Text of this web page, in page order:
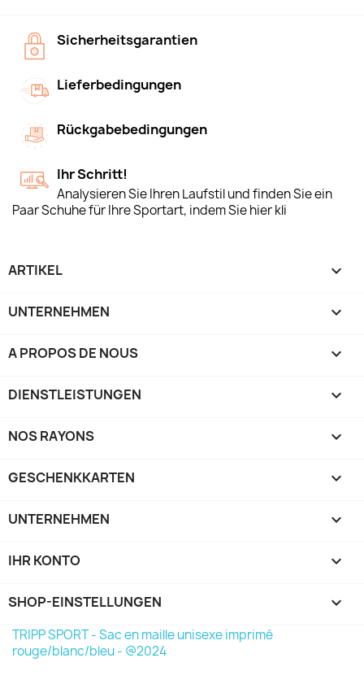
Sicherheitsgarantien
Lieferbedingungen
Rückgabebedingungen
Ihr Schritt!
Analysieren Sie Ihren Laufstil und finden Sie ein
Paar Schuhe für Ihre Sportart, indem Sie hier kli
ARTIKEL 
UNTERNEHMEN 
A PROPOS DE NOUS 
DIENSTLEISTUNGEN 
NOS RAYONS 
GESCHENKKARTEN 
UNTERNEHMEN 
IHR KONTO 
SHOP-EINSTELLUNGEN keyboard_arrow_down
TRIPP SPORT - Sac en maille unisexe imprimé
rouge/blanc/bleu - @2024